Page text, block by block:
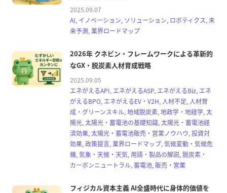
2025.09.07
AI, イノベーション, ソリューション, ロボティクス, 未
来予測, 業界ロードマップ
2026年 クネビン・フレームワークによる革新的
なGX・脱炭素人材育成戦略
2025.09.05
エネがえるAPI, エネがえるASP, エネがえるBiz, エネ
がえるBPO, エネがえるEV・V2H, 人材不足, 人材育
成・グリーンスキル, 地域脱炭素, 地政学・地経学, 太
陽光, 太陽光・蓄電池の基礎知識, 太陽光・蓄電池経
済効果, 太陽光・蓄電池販売・営業ノウハウ, 投資対
効果, 政策提言, 業界ロードマップ, 気候変動・気候危
機, 気象・天候・天気, 用語・製品の解説, 脱炭素・
カーボンニュートラル, 蓄電池, 販売・営業
フィジカル資本主義 AI全盛時代に身体的価値を